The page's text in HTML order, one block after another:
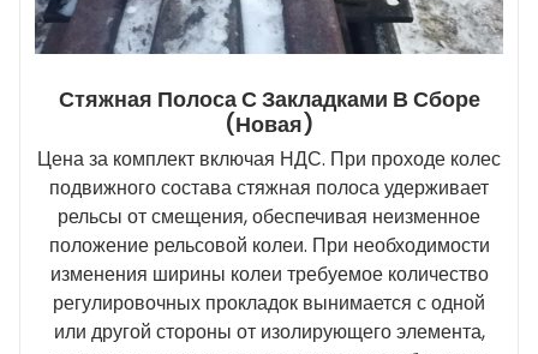
Стяжная Полоса С Закладками В Сборе
(новая)
Цена за комплект включая НДС. При проходе колес
подвижного состава стяжная полоса удерживает
рельсы от смещения, обеспечивая неизменное
положение рельсовой колеи. При необходимости
изменения ширины колеи требуемое количество
регулировочных прокладок вынимается с одной
или другой стороны от изолирующего элемента,